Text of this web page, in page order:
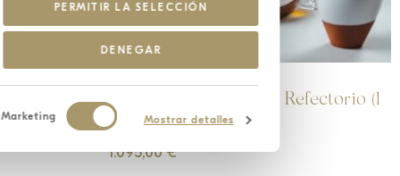
Marketing Mostrar detalles
PERMITIR LA SELECCIÓN
DENEGAR
E-BOX – Lodging and Refectorio (1
Night)
1.095,00€